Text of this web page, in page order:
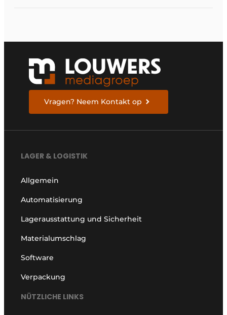
Vragen? Neem Kontakt op
LAGER & LOGISTIK
Allgemein
Automatisierung
Lagerausstattung und Sicherheit
Materialumschlag
Software
Verpackung
NÜTZLICHE LINKS